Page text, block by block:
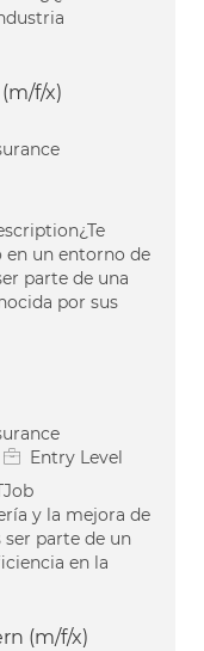
f/x)
en un entorno de
parte de una
por sus
Entry Level
y la mejora de
ser parte de un
en la
(m/f/x)